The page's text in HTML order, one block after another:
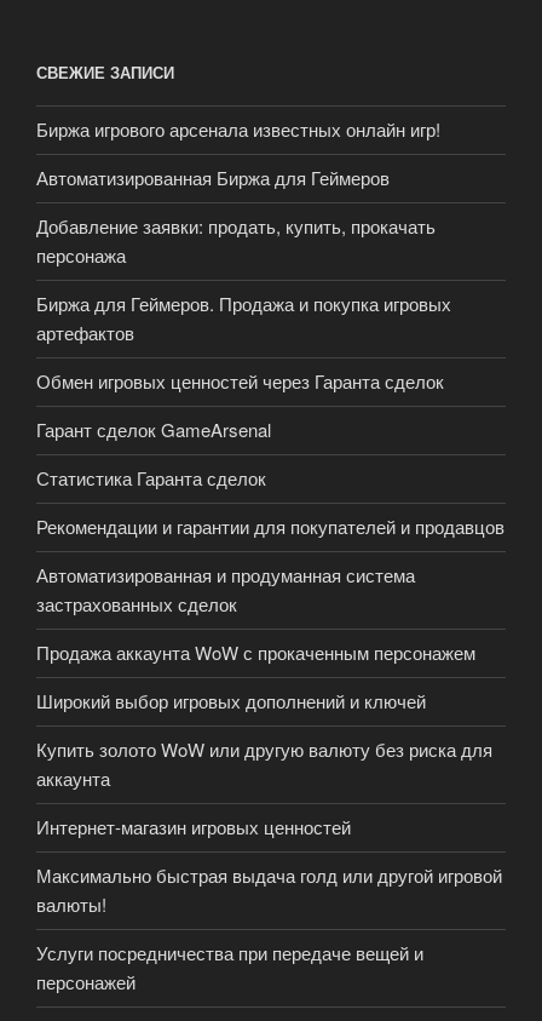
СВЕЖИЕ ЗАПИСИ
Биржа игрового арсенала известных онлайн игр!
Автоматизированная Биржа для Геймеров
Добавление заявки: продать, купить, прокачать
персонажа
Биржа для Геймеров. Продажа и покупка игровых
артефактов
Обмен игровых ценностей через Гаранта сделок
Гарант сделок GameArsenal
Статистика Гаранта сделок
Рекомендации и гарантии для покупателей и продавцов
Автоматизированная и продуманная система
застрахованных сделок
Продажа аккаунта WoW с прокаченным персонажем
Широкий выбор игровых дополнений и ключей
Купить золото WoW или другую валюту без риска для
аккаунта
Интернет-магазин игровых ценностей
Максимально быстрая выдача голд или другой игровой
валюты!
Услуги посредничества при передаче вещей и
персонажей